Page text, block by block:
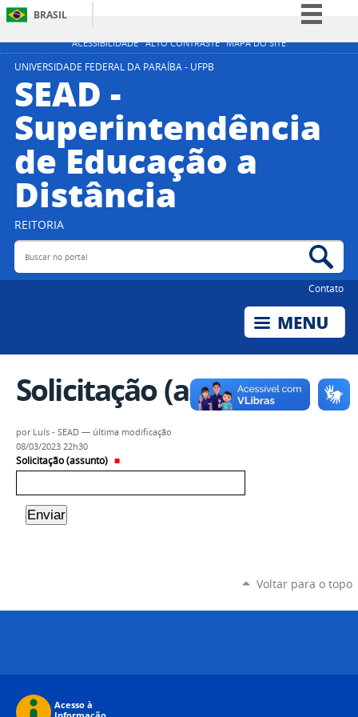
ACESSIBILIDADE ALTO CONTRASTE MAPA DO SITE
BRASIL
Simplifique!
Acesso à informação
Legislação
Canais
UNIVERSIDADE FEDERAL DA PARAÍBA - UFPB
SEAD -
Superintendência
de Educação a
Distância
REITORIA
Buscar no portal
Contato
Solicitação (assunto)
por Luís - SEAD — última modificação
08/03/2023 22h30
Solicitação (assunto)
Voltar para o topo